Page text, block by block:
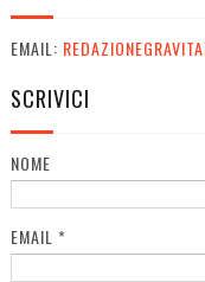
EMAIL:
SCRIVICI
NOME
EMAIL *